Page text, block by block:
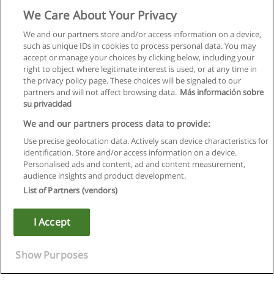
Regulamin
Polityka ochrony danych osobowych
Copyright © Educaedu Business S.L. - CIF : B-95610580: -
We Care About Your Privacy
We and our partners store and/or access information on a device,
such as unique IDs in cookies to process personal data. You may
accept or manage your choices by clicking below, including your
right to object where legitimate interest is used, or at any time in
the privacy policy page. These choices will be signaled to our
partners and will not affect browsing data. Más información sobre
su privacidad
We and our partners process data to provide:
Use precise geolocation data. Actively scan device characteristics for
identification. Store and/or access information on a device.
Personalised ads and content, ad and content measurement,
audience insights and product development.
List of Partners (vendors)
I Accept
Show Purposes